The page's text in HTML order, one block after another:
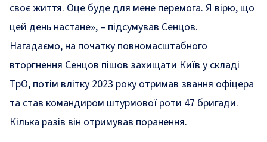
своє життя. Оце буде для мене перемога. Я вірю, що
цей день настане», – підсумував Сенцов.
Нагадаємо, на початку повномасштабного
вторгнення Сенцов пішов захищати Київ у складі
ТрО, потім влітку 2023 року отримав звання офіцера
та став командиром штурмової роти 47 бригади.
Кілька разів він отримував поранення.